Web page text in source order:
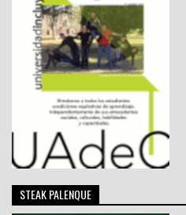
STEAK PALENQUE